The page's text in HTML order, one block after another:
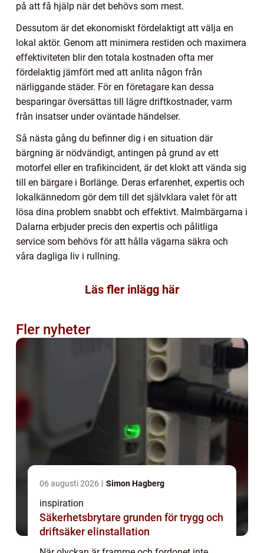
på att få hjälp när det behövs som mest.
Dessutom är det ekonomiskt fördelaktigt att välja en
lokal aktör. Genom att minimera restiden och maximera
effektiviteten blir den totala kostnaden ofta mer
fördelaktig jämfört med att anlita någon från
närliggande städer. För en företagare kan dessa
besparingar översättas till lägre driftkostnader, varm
från insatser under oväntade händelser.
Så nästa gång du befinner dig i en situation där
bärgning är nödvändigt, antingen på grund av ett
motorfel eller en trafikincident, är det klokt att vända sig
till en bärgare i Borlänge. Deras erfarenhet, expertis och
lokalkännedom gör dem till det självklara valet för att
lösa dina problem snabbt och effektivt. Malmbärgarna i
Dalarna erbjuder precis den expertis och pålitliga
service som behövs för att hålla vägarna säkra och
våra dagliga liv i rullning.
Läs fler inlägg här
Fler nyheter
06 augusti 2026 Simon Hagberg
inspiration
Säkerhetsbrytare grunden för trygg och
driftsäker elinstallation